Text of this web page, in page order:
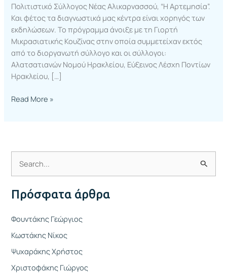
Πολιτιστικό Σύλλογος Νέας Αλικαρνασσού, “Η Αρτεμησία”.
Και φέτος τα διαγνωστικά μας κέντρα είναι χορηγός των
εκδηλώσεων. Το πρόγραμμα άνοιξε με τη Γιορτή
Μικρασιατικής Κουζίνας στην οποία συμμετείχαν εκτός
από το διοργανωτή σύλλογο και οι σύλλογοι:
Αλατσατιανών Νομού Ηρακλείου, Εύξεινος Λέσχη Ποντίων
Ηρακλείου, […]
Read More »
ν
α
ή
τ
η
σ
Πρόσφατα άρθρα
Φουντάκης Γεώργιος
Κωστάκης Νίκος
Ψυχαράκης Χρήστος
Χριστοφάκης Γιώργος